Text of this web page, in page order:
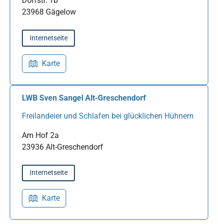
23968 Gägelow
Internetseite
Karte
LWB Sven Sangel Alt-Greschendorf
Freilandeier und Schlafen bei glücklichen Hühnern
Am Hof 2a
23936 Alt-Greschendorf
Internetseite
Karte